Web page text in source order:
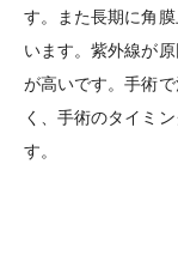
す。また長期に角
います。紫外線が
が高いです。手術
く、手術のタイミ
す。